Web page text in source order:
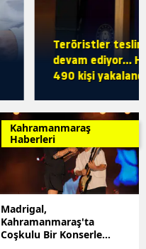
İletişim'den
Türkiye' hedefli
paylaşım
Kahramanmaraş
Haberleri
Madrigal,
Kahramanmaraş'ta
Coşkulu Bir Konserle